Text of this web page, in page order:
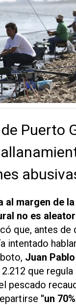
Puerto
al margen de
no es
que, antes de
intentado
Juan
que regula
pescado
"un